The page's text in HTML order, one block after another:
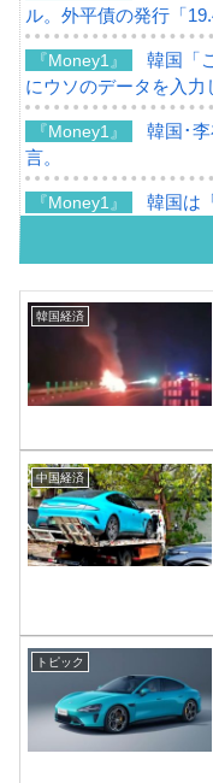
ル。外平債の発行「
『Money1』
韓国「
にウソのデータを入力
『Money1』
韓国･
言。
『Money1』
韓国は
⇒「金を経由するドル
『Money1』
韓国･
まで拡大 ⇒ 海外資金
韓国･
『Money1』
韓国大
⇒ 国家が行った恐るべ
『Money1』
韓国･
中国
国の過剰生産が世界を
『Money1』
韓国製
は全般的「不調」⇒
【米韓
韓国経済
中国経済
トピック